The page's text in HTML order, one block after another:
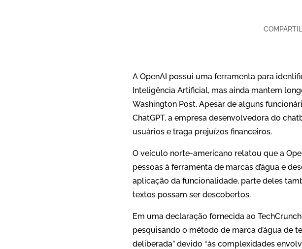
A OpenAI possui uma ferramenta para
Inteligência Artificial, mas ainda mantem
Washington Post. Apesar de alguns
ChatGPT, a empresa desenvolvedora do
usuários e traga prejuízos financeiros.
O veículo norte-americano relatou que a
pessoas à ferramenta de marcas d’água e
aplicação da funcionalidade, parte deles
textos possam ser descobertos.
Em uma declaração fornecida ao
pesquisando o método de marca d’água de
deliberada” devido “às complexidades